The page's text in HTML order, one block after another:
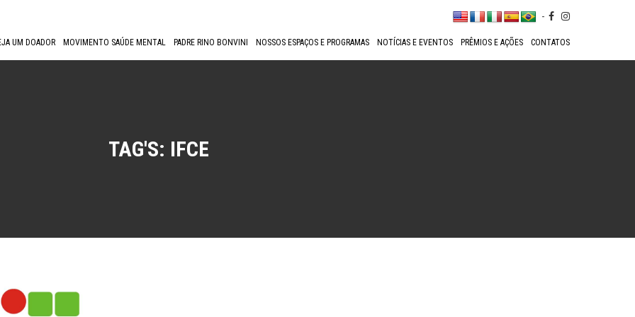
-
UM DOADOR MOVIMENTO SAÚDE MENTAL PADRE RINO BONVINI NOSSOS ESPAÇOS E PROGRAMAS NOTÍCIAS E EVENTOS PRÊMIOS E AÇÕES CONTATOS
TAG'S: IFCE